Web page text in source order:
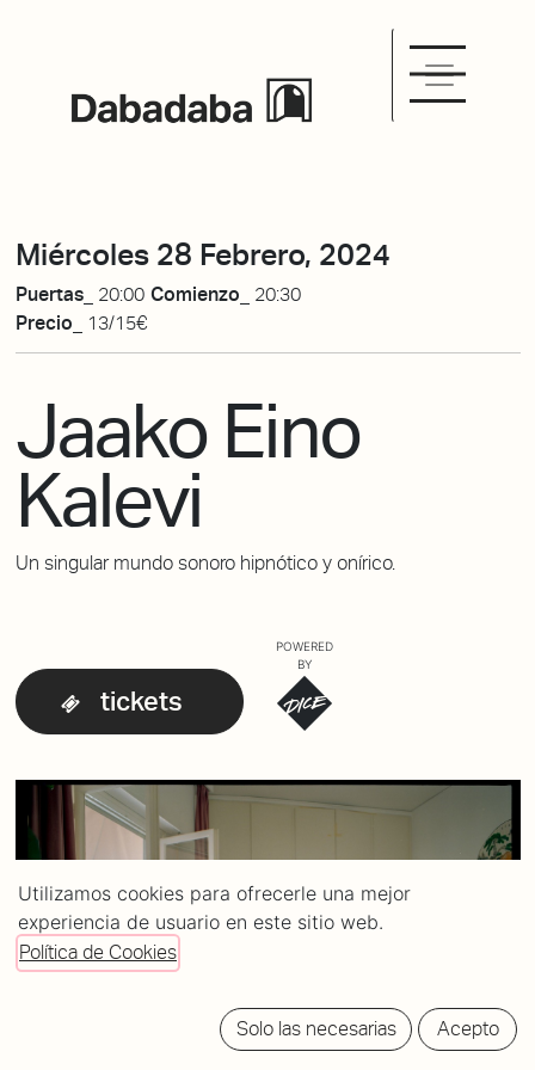
Miércoles 28 Febrero, 2024
Puertas_ 20:00 Comienzo_ 20:30
Precio_
13/15€
Jaako Eino
Kalevi
Un singular mundo sonoro hipnótico y onírico.
tickets
POWERED
BY
Utilizamos cookies para ofrecerle una mejor
experiencia de usuario en este sitio web.
Política de Cookies
Solo las necesarias Acepto